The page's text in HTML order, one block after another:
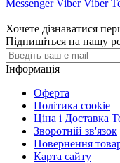
Messenger Viber Viber
Хочете дізнаватися
Підпишіться на нашу
Інформація
Оферта
Політика cookie
Ціна і Доставка
Зворотній зв'язок
Повернення
Карта сайту